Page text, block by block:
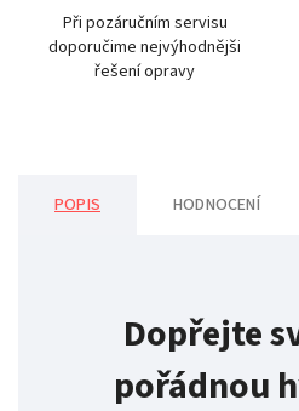
Při pozáručním servisu
doporučime nejvýhodnějši
řešení opravy
POPIS HODNOCENÍ
Dopřejte
pořádnou